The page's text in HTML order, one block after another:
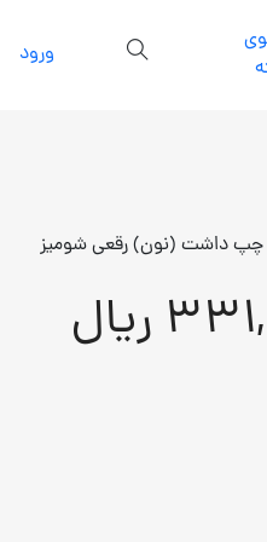
ورود
چپ داشت (نون) رقعی شومیز
ریال